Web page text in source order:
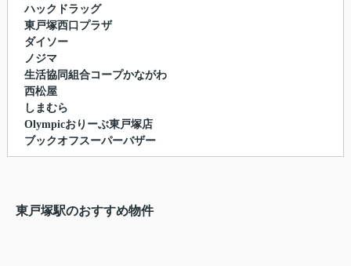
ハックドラッグ
東戸塚西口プラザ
ダイソー
ノジマ
生活協同組合コープかながわ
西松屋
しまむら
Olympicおりーぶ東戸塚店
ブックオフスーパーバザー
東戸塚駅のおすすめ物件